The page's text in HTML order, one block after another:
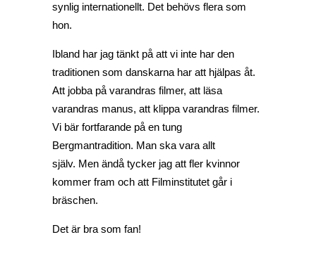
synlig internationellt. Det behövs flera som
hon.
Ibland har jag tänkt på att vi inte har den
traditionen som danskarna har att hjälpas åt.
Att jobba på varandras filmer, att läsa
varandras manus, att klippa varandras filmer.
Vi bär fortfarande på en tung
Bergmantradition. Man ska vara allt
själv. Men ändå tycker jag att fler kvinnor
kommer fram och att Filminstitutet går i
bräschen.
Det är bra som fan!